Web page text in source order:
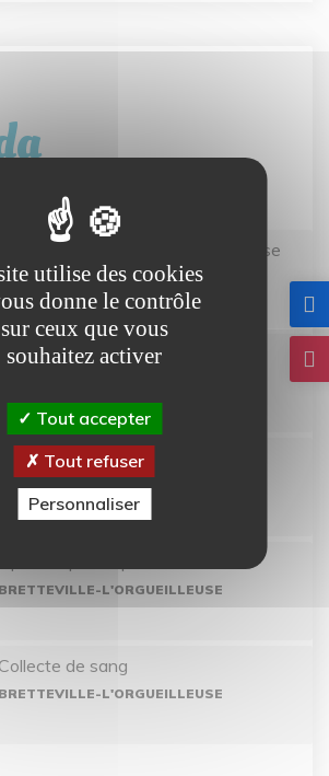
Twisto tour Bretteville-l'Orgueilleuse
L'ORGUEILLEUSE
Open de pétanque
Ciné-môme : Ponyo
BRETTEVILLE-L'ORGUEILLEUSE
BRETTEVILLE-L'ORGUEILLEUSE
Collecte de sang
BRETTEVILLE-L'ORGUEILLEUSE
utilise des cookies
donne le contrôle
sur ceux que vous
souhaitez activer
Tout accepter
Tout refuser
Personnaliser